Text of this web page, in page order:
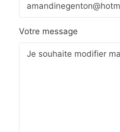
Votre message